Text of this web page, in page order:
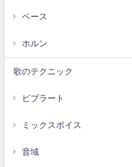
ベース
ホルン
歌のテクニック
ビブラート
ミックスボイス
音域